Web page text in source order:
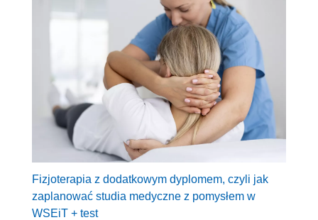
Fizjoterapia z dodatkowym dyplomem, czyli jak
zaplanować studia medyczne z pomysłem w
WSEiT + test